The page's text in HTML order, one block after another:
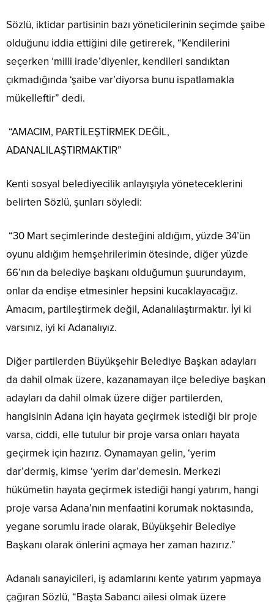
Sözlü, iktidar partisinin bazı yöneticilerinin seçimde şaibe
olduğunu iddia ettiğini dile getirerek, “Kendilerini
seçerken ‘milli irade’diyenler, kendileri sandıktan
çıkmadığında ‘şaibe var’diyorsa bunu ispatlamakla
mükelleftir” dedi.
“AMACIM, PARTİLEŞTİRMEK DEĞİL,
ADANALILAŞTIRMAKTIR”
Kenti sosyal belediyecilik anlayışıyla yöneteceklerini
belirten Sözlü, şunları söyledi:
“30 Mart seçimlerinde desteğini aldığım, yüzde 34’ün
oyunu aldığım hemşehrilerimin ötesinde, diğer yüzde
66’nın da belediye başkanı olduğumun şuurundayım,
onlar da endişe etmesinler hepsini kucaklayacağız.
Amacım, partileştirmek değil, Adanalılaştırmaktır. İyi ki
varsınız, iyi ki Adanalıyız.
Diğer partilerden Büyükşehir Belediye Başkan adayları
da dahil olmak üzere, kazanamayan ilçe belediye başkan
adayları da dahil olmak üzere diğer partilerden,
hangisinin Adana için hayata geçirmek istediği bir proje
varsa, ciddi, elle tutulur bir proje varsa onları hayata
geçirmek için hazırız. Oynamayan gelin, ‘yerim
dar’dermiş, kimse ‘yerim dar’demesin. Merkezi
hükümetin hayata geçirmek istediği hangi yatırım, hangi
proje varsa Adana’nın menfaatini korumak noktasında,
yegane sorumlu irade olarak, Büyükşehir Belediye
Başkanı olarak önlerini açmaya her zaman hazırız.”
Adanalı sanayicileri, iş adamlarını kente yatırım yapmaya
çağıran Sözlü, “Başta Sabancı ailesi olmak üzere